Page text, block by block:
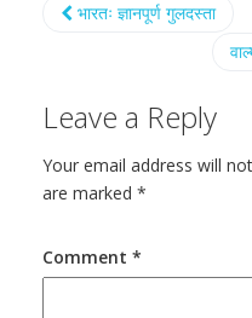
भारतः ज्ञानपूर्ण गुलदस्ता
Leave a Reply
Your email address will
are marked *
Comment *